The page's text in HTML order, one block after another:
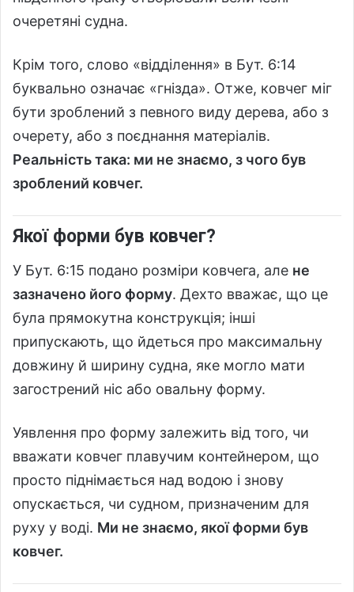
очеретяні судна.
Крім того, слово «відділення» в Бут. 6:14
буквально означає «гнізда». Отже, ковчег міг
бути зроблений з певного виду дерева, або з
очерету, або з поєднання матеріалів.
Реальність така: ми не знаємо, з чого був
зроблений ковчег.
Якої форми був ковчег?
У Бут. 6:15 подано розміри ковчега, але не
зазначено його форму. Дехто вважає, що це
була прямокутна конструкція; інші
припускають, що йдеться про максимальну
довжину й ширину судна, яке могло мати
загострений ніс або овальну форму.
Уявлення про форму залежить від того, чи
вважати ковчег плавучим контейнером, що
просто піднімається над водою і знову
опускається, чи судном, призначеним для
руху у воді. Ми не знаємо, якої форми був
ковчег.